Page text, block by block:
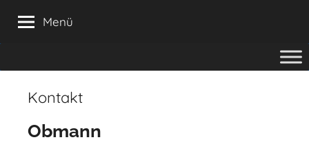
Inhalt
springen
Menü
Kontakt
Obmann